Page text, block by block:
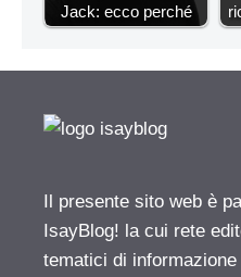
Jack: ecco perché
Il presente sito web è
IsayBlog! la cui rete
tematici di